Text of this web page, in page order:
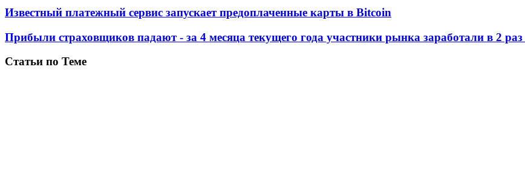
Известный платежный сервис запускает предоплаченные карты в Bitcoin
Прибыли страховщиков падают - за 4 месяца текущего года участники рынка заработали в 2
Статьи по Теме